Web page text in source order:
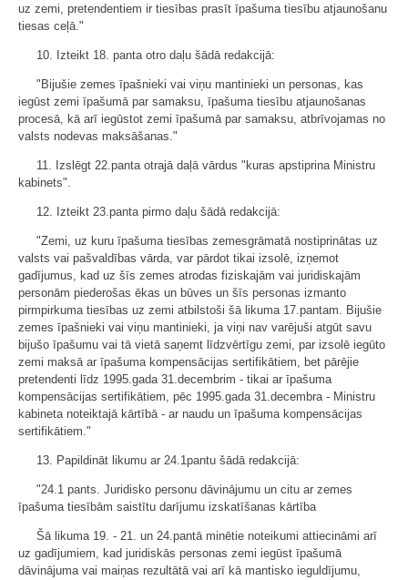
uz zemi, pretendentiem ir tiesības prasīt īpašuma tiesību atjaunošanu
tiesas ceļā."
10. Izteikt 18. panta otro daļu šādā redakcijā:
"Bijušie zemes īpašnieki vai viņu mantinieki un personas, kas
iegūst zemi īpašumā par samaksu, īpašuma tiesību atjaunošanas
procesā, kā arī iegūstot zemi īpašumā par samaksu, atbrīvojamas no
valsts nodevas maksāšanas."
11. Izslēgt 22.panta otrajā daļā vārdus "kuras apstiprina Ministru
kabinets".
12. Izteikt 23.panta pirmo daļu šādā redakcijā:
"Zemi, uz kuru īpašuma tiesības zemesgrāmatā nostiprinātas uz
valsts vai pašvaldības vārda, var pārdot tikai izsolē, izņemot
gadījumus, kad uz šīs zemes atrodas fiziskajām vai juridiskajām
personām piederošas ēkas un būves un šīs personas izmanto
pirmpirkuma tiesības uz zemi atbilstoši šā likuma 17.pantam. Bijušie
zemes īpašnieki vai viņu mantinieki, ja viņi nav varējuši atgūt savu
bijušo īpašumu vai tā vietā saņemt līdzvērtīgu zemi, par izsolē iegūto
zemi maksā ar īpašuma kompensācijas sertifikātiem, bet pārējie
pretendenti līdz 1995.gada 31.decembrim - tikai ar īpašuma
kompensācijas sertifikātiem, pēc 1995.gada 31.decembra - Ministru
kabineta noteiktajā kārtībā - ar naudu un īpašuma kompensācijas
sertifikātiem."
13. Papildināt likumu ar 24.1pantu šādā redakcijā:
"24.1 pants. Juridisko personu dāvinājumu un citu ar zemes
īpašuma tiesībām saistītu darījumu izskatīšanas kārtība
Šā likuma 19. - 21. un 24.pantā minētie noteikumi attiecināmi arī
uz gadījumiem, kad juridiskās personas zemi iegūst īpašumā
dāvinājuma vai maiņas rezultātā vai arī kā mantisko ieguldījumu,